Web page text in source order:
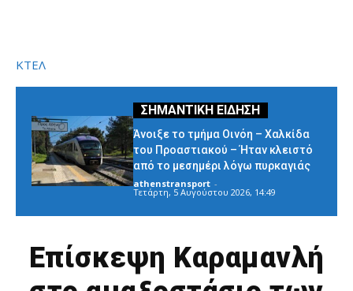
ΚΤΕΛ
Άνοιξε το τμήμα Οινόη – Χαλκίδα
του Προαστιακού – Ήταν κλειστό
από το μεσημέρι λόγω πυρκαγιάς
athenstransport -
Τετάρτη, 5 Αυγούστου 2026, 14:49
Επίσκεψη Καραμανλή